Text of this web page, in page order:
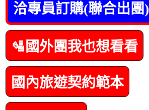
洽專員訂購(聯合出團)
🛂國外團我也想看看
國內旅遊契約範本